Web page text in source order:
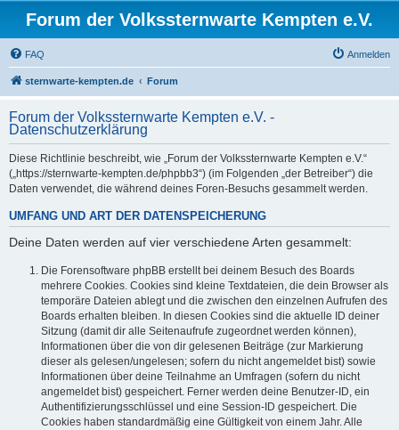
Forum der Volkssternwarte Kempten e.V.
FAQ Anmelden
sternwarte-kempten.de Forum
Forum der Volkssternwarte Kempten e.V. -
Datenschutzerklärung
Diese Richtlinie beschreibt, wie „Forum der Volkssternwarte Kempten e.V.“
(„https://sternwarte-kempten.de/phpbb3“) (im Folgenden „der Betreiber“) die
Daten verwendet, die während deines Foren-Besuchs gesammelt werden.
UMFANG UND ART DER DATENSPEICHERUNG
Deine Daten werden auf vier verschiedene Arten gesammelt:
Die Forensoftware phpBB erstellt bei deinem Besuch des Boards
mehrere Cookies. Cookies sind kleine Textdateien, die dein Browser als
temporäre Dateien ablegt und die zwischen den einzelnen Aufrufen des
Boards erhalten bleiben. In diesen Cookies sind die aktuelle ID deiner
Sitzung (damit dir alle Seitenaufrufe zugeordnet werden können),
Informationen über die von dir gelesenen Beiträge (zur Markierung
dieser als gelesen/ungelesen; sofern du nicht angemeldet bist) sowie
Informationen über deine Teilnahme an Umfragen (sofern du nicht
angemeldet bist) gespeichert. Ferner werden deine Benutzer-ID, ein
Authentifizierungsschlüssel und eine Session-ID gespeichert. Die
Cookies haben standardmäßig eine Gültigkeit von einem Jahr. Alle